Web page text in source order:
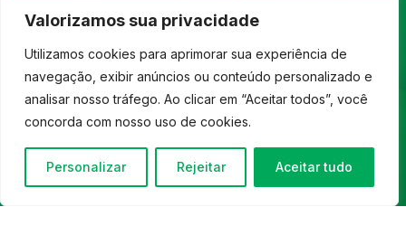
Valorizamos sua privacidade
Utilizamos cookies para aprimorar sua experiência de
navegação, exibir anúncios ou conteúdo personalizado e
analisar nosso tráfego. Ao clicar em “Aceitar todos”, você
concorda com nosso uso de cookies.
Personalizar Rejeitar Aceitar tudo
LOCALIZAÇÃO